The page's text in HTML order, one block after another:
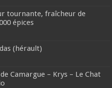
tournante, fraîcheur de
épices
(hérault)
Camargue – Krys – Le Chat